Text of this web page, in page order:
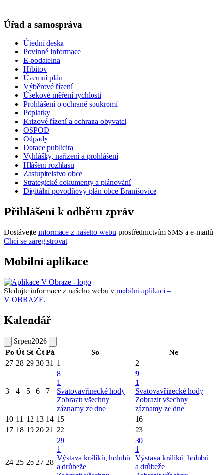
Úřad a samospráva
Úřední deska
Povinné informace
E-podatelna
Hřbitov
Územní plán
Výběrové řízení
Úsekové měření rychlosti
Prohlášení o ochraně soukromí
Poplatky
Krizové řízení a ochrana obyvatel
OSPOD
Odpady
Dotace publicita
Vyhlášky, nařízení a prohlášení
Hlášení rozhlasu
Zastupitelstvo obce
Strategické dokumenty a plánování
Digitální povodňový plán obce Branišovice
Přihlášení k odběru zpráv
Dostávejte informace z našeho webu prostřednictvím SMS a e-mailů
Chci se zaregistrovat
Mobilní aplikace
Sledujte informace z našeho webu v mobilní aplikaci –
V OBRAZE.
Kalendář
Srpen2026
Po Út St Čt Pá So
Ne
27 28 29 30 31 1 2
3 4 5 6 7
8
1
Svatovavřinecké hody
Zobrazit všechny
záznamy ze dne
9
1
Svatovavřinecké hody
Zobrazit všechny
záznamy ze dne
10 11 12 13 14 15
16
17 18 19 20 21 22 23
24 25 26 27 28
29
1
Výstava králíků, holubů
a drůbeže
30
1
Výstava králíků, holubů
a drůbeže